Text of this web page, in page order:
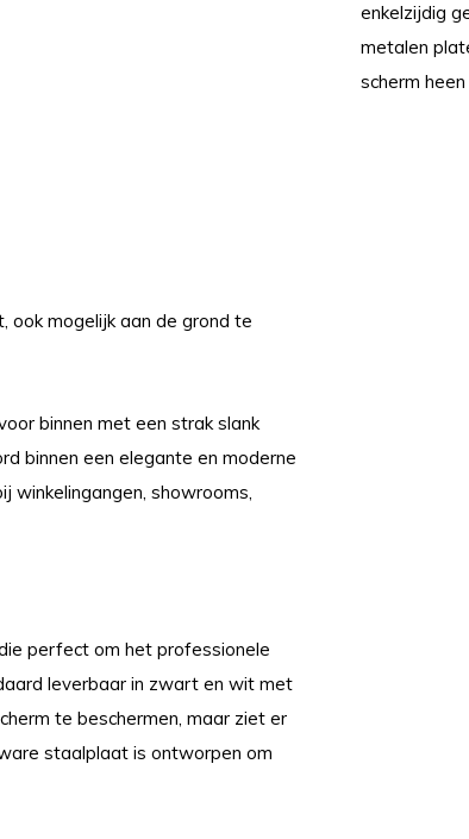
enkelzijdig
metalen
scherm
mogelijk aan de grond te
binnen met een strak slank
binnen een elegante en moderne
winkelingangen, showrooms,
perfect om het professionele
leverbaar in zwart en wit met
te beschermen, maar ziet er
staalplaat is ontworpen om